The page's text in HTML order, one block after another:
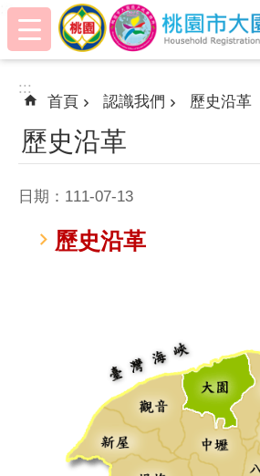
跳到主要內容區塊
:::
:::
首頁 認識我們 歷史沿革
歷史沿革
日期：111-07-13
歷史沿革